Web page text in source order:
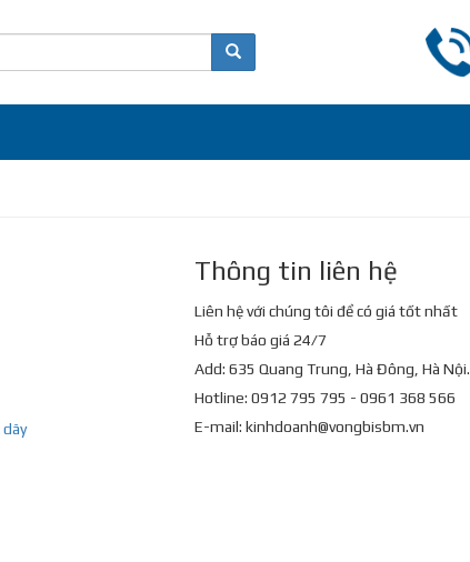
Thông tin liên hệ
Liên hệ với chúng tôi để có giá tốt nhất
Hỗ trợ báo giá 24/7
Add: 635 Quang Trung, Hà Đông, Hà Nội.
Hotline: 0912 795 795 - 0961 368 566
E-mail: kinhdoanh@vongbisbm.vn